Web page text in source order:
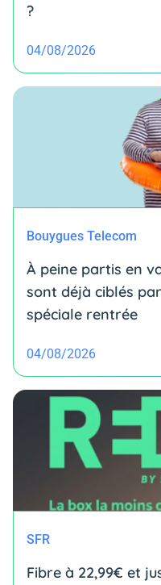
?
04/08/2026
Bouygues Telecom
À peine partis en
sont déjà ciblés
spéciale rentrée
04/08/2026
SFR
Fibre à 22,99€ et